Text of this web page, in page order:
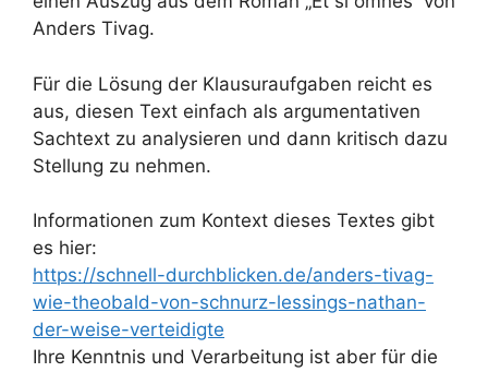
Anders Tivag.
Für die Lösung der Klausuraufgaben reicht es
aus, diesen Text einfach als argumentativen
Sachtext zu analysieren und dann kritisch dazu
Stellung zu nehmen.
Informationen zum Kontext dieses Textes gibt
es hier:
https://schnell-durchblicken.de/anders-tivag-
wie-theobald-von-schnurz-lessings-nathan-
der-weise-verteidigte
Ihre Kenntnis und Verarbeitung ist aber für die